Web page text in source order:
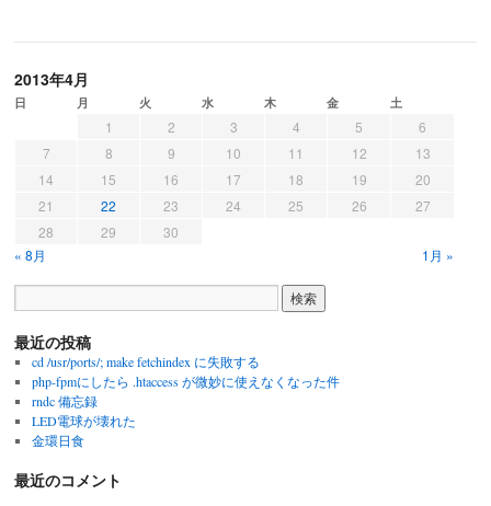
プ
2013年4月
日 月 火 水 木 金 土
1 2 3 4 5
6
7
8 9 10 11 12
13
14
15 16 17 18 19
20
21
22 23 24 25 26
27
28
29
30
« 8月
1月 »
最近の投稿
cd /usr/ports/; make fetchindex に失敗する
php-fpmにしたら .htaccess が微妙に使えなくなった件
rndc 備忘録
LED電球が壊れた
金環日食
最近のコメント